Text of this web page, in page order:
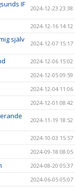
IF
2024-12-23 23:38
2024-12-16 14:12
själv
2024-12-07 15:17
2024-12-06 15:02
2024-12-05 09:59
2024-12-04 11:06
2024-12-01 08:42
2024-11-19 18:52
2024-10-03 15:57
2024-09-18 08:05
2024-08-20 05:37
2024-06-05 05:07